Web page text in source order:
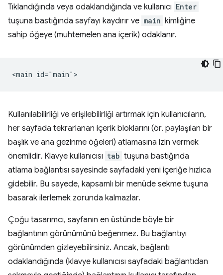
Tıklandığında veya odaklandığında ve kullanıcı Enter
tuşuna bastığında sayfayı kaydırır ve main kimliğine
sahip öğeye (muhtemelen ana içerik) odaklanır.
Kullanılabilirliği ve erişilebilirliği artırmak için kullanıcıların,
her sayfada tekrarlanan içerik bloklarını (ör. paylaşılan bir
başlık ve ana gezinme öğeleri) atlamasına izin vermek
önemlidir. Klavye kullanıcısı tab tuşuna bastığında
atlama bağlantısı sayesinde sayfadaki yeni içeriğe hızlıca
gidebilir. Bu sayede, kapsamlı bir menüde sekme tuşuna
basarak ilerlemek zorunda kalmazlar.
Çoğu tasarımcı, sayfanın en üstünde böyle bir
bağlantının görünümünü beğenmez. Bu bağlantıyı
görünümden gizleyebilirsiniz. Ancak, bağlantı
odaklandığında (klavye kullanıcısı sayfadaki bağlantıdan